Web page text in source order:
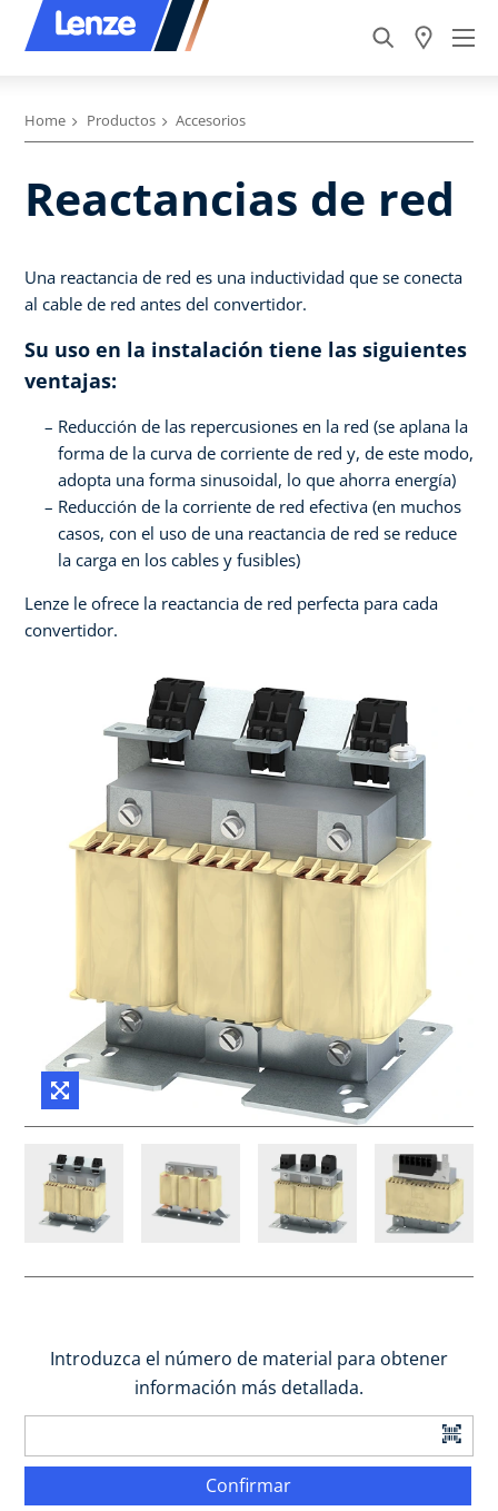
Home Productos Accesorios
Reactancias de red
Una reactancia de red es una inductividad que se conecta
al cable de red antes del convertidor.
Su uso en la instalación tiene las siguientes
ventajas:
Reducción de las repercusiones en la red (se aplana la
forma de la curva de corriente de red y, de este modo,
adopta una forma sinusoidal, lo que ahorra energía)
Reducción de la corriente de red efectiva (en muchos
casos, con el uso de una reactancia de red se reduce
la carga en los cables y fusibles)
Lenze le ofrece la reactancia de red perfecta para cada
convertidor.
Introduzca el número de material para obtener
información más detallada.
Confirmar